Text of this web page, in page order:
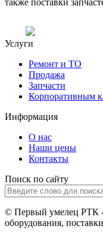
также поставки
Услуги
Ремонт и ТО
Продажа
Запчасти
Корпоративным
Информация
О нас
Наши цены
Контакты
Поиск по сайту
© Первый умелец РТК
оборудования,